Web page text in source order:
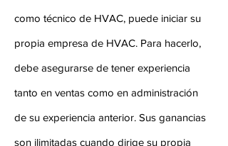
como técnico de HVAC, puede iniciar su
propia empresa de HVAC. Para hacerlo,
debe asegurarse de tener experiencia
tanto en ventas como en administración
de su experiencia anterior. Sus ganancias
son ilimitadas cuando dirige su propia